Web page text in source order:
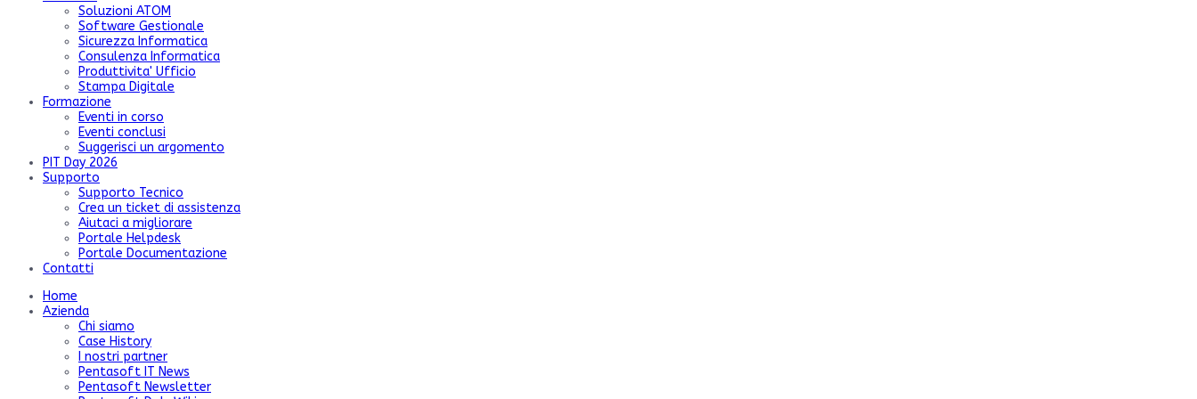
Soluzioni ATOM
Software Gestionale
Sicurezza Informatica
Consulenza Informatica
Produttivita' Ufficio
Stampa Digitale
Formazione
Eventi in corso
Eventi conclusi
Suggerisci un argomento
PIT Day 2026
Supporto
Supporto Tecnico
Crea un ticket di assistenza
Aiutaci a migliorare
Portale Helpdesk
Portale Documentazione
Contatti
Home
Azienda
Chi siamo
Case History
I nostri partner
Pentasoft IT News
Pentasoft Newsletter